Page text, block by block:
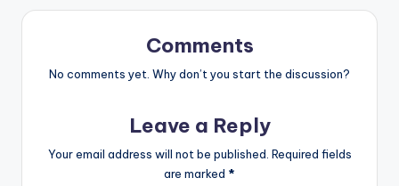
Comments
No comments yet. Why don’t you start the discussion?
Leave a Reply
Your email address will not be published. Required fields
are marked *